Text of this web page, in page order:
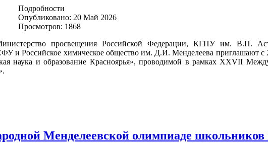
Подробности
Опубликовано: 20 Май 2026
Просмотров: 1868
просвещения Российской Федерации, КГПУ им. В.П.
Российское химическое общество им. Д.И. Менделеева приглашают с
наука и образование Красноярья», проводимой в рамках XXVII
Менделеевской олимпиаде